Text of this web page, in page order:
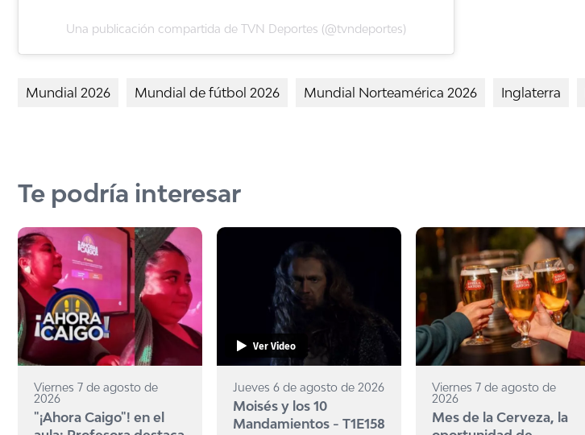
Una publicación compartida de TVN Deportes (@tvndeportes)
Mundial 2026 Mundial de fútbol 2026 Mundial Norteamérica 2026 Inglaterra
Te podría interesar
Viernes 7 de agosto de
2026
"¡Ahora Caigo"! en el
Ver Video
Jueves 6 de agosto de 2026
Moisés y los 10
Mandamientos - T1E158
Viernes 7 de agosto de
2026
Mes de la Cerveza, la